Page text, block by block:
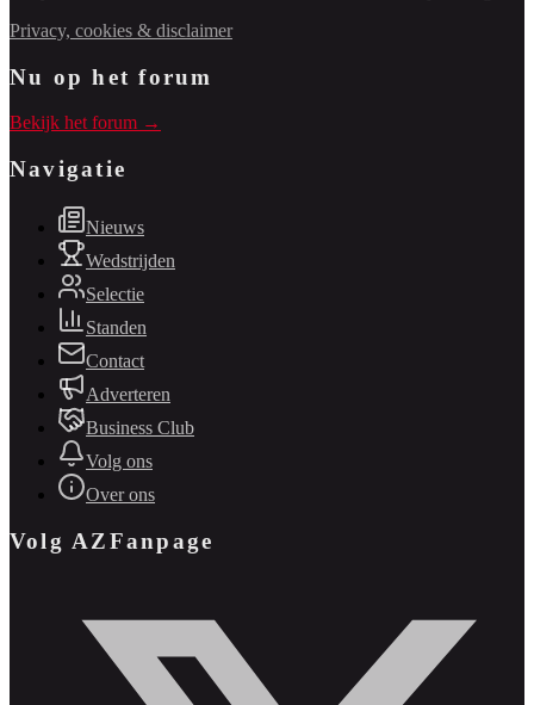
Privacy, cookies & disclaimer
Nu op het forum
Bekijk het forum →
Navigatie
Nieuws
Wedstrijden
Selectie
Standen
Contact
Adverteren
Business Club
Volg ons
Over ons
Volg AZFanpage